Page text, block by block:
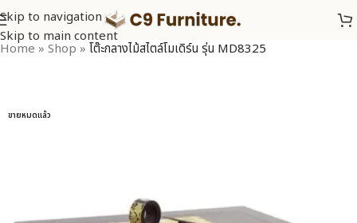
Skip to navigation
Skip to main content
Home » Shop » โต๊ะกลางไม้สไตล์โมเดิร์น รุ่น MD8325
ขายหมดแล้ว